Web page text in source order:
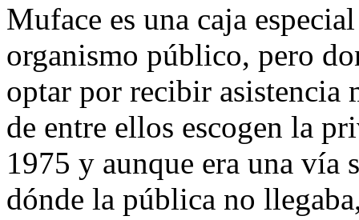
Muface es una caja
organismo público, pero
optar por recibir asistencia
de entre ellos escogen la
1975 y aunque era una vía
dónde la pública no